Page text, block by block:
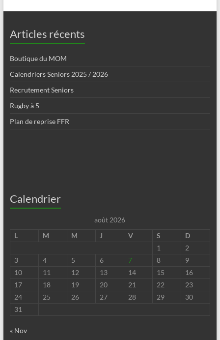
Articles récents
Boutique du MOM
Calendriers Seniors 2025 / 2026
Recrutement Seniors
Rugby à 5
Plan de reprise FFR
Calendrier
août 2026
L
M M J V S
D
1
2
3
4 5 6 7 8
9
10
11 12 13 14 15
16
17
18 19 20 21 22
23
24
25 26 27 28 29
30
31
« Nov